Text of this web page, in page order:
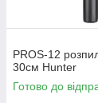
PROS-12
30см Hunter
Готово до